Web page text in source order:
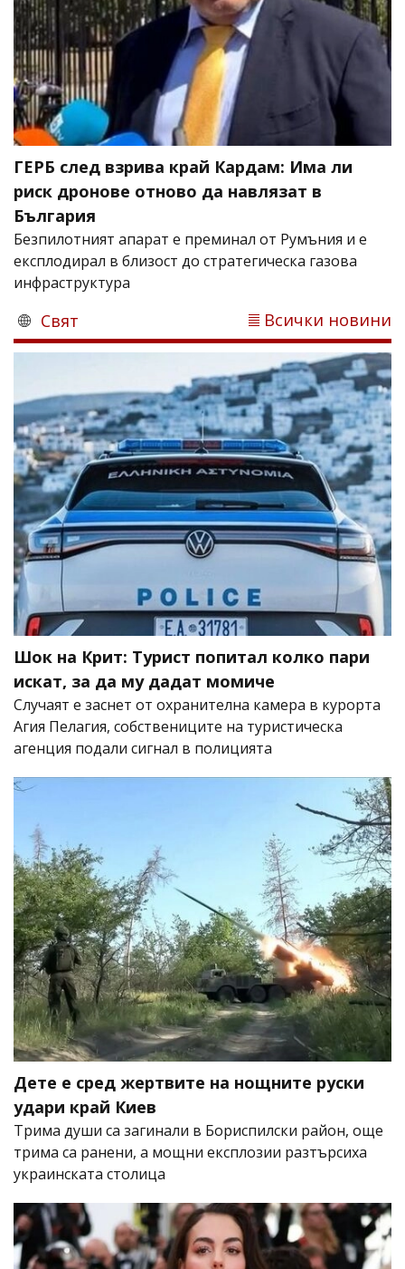
ГЕРБ след взрива край Кардам: Има ли
риск дронове отново да навлязат в
България
Безпилотният апарат е преминал от Румъния и е
експлодирал в близост до стратегическа газова
инфраструктура
Свят Всички новини
Шок на Крит: Турист попитал колко пари
искат, за да му дадат момиче
Случаят е заснет от охранителна камера в курорта
Агия Пелагия, собствениците на туристическа
агенция подали сигнал в полицията
Дете е сред жертвите на нощните руски
удари край Киев
Трима души са загинали в Бориспилски район, още
трима са ранени, а мощни експлозии разтърсиха
украинската столица